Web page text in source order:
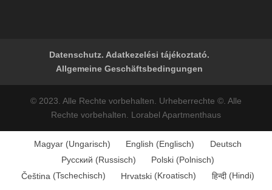
Datenschutz. Adatkezelési tájékoztató.
Allgemeine Geschäftsbedingungen
© 2023. Alle Rechte vorbehalten. Urheberrechte ©. Alle
Rechte vorbehalten. Lorabel Apartmenthaus
Magyar(Ungarisch) English (Englisch)
Deutsch
Русский (Russisch) Polski (Polnisch)
Čeština (Tschechisch) Hrvatski (Kroatisch) हिन्दी(Hindi)